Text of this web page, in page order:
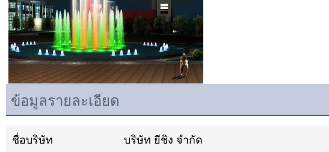
ข้อมูลรายละเอียด
ชื่อบริษัท บริษัท ยีชิง จํากัด